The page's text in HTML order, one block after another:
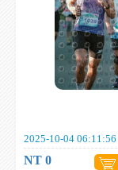
2025-10-04 06:11:56
NT 0